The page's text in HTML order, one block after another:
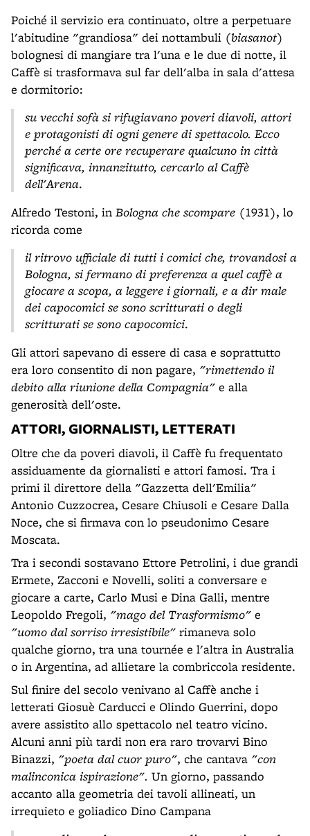
Poiché il servizio era continuato, oltre a perpetuare
l'abitudine "grandiosa" dei nottambuli (biasanot)
bolognesi di mangiare tra l'una e le due di notte, il
Caffè si trasformava sul far dell'alba in sala d'attesa
e dormitorio:
su vecchi sofà si rifugiavano poveri diavoli, attori
e protagonisti di ogni genere di spettacolo. Ecco
perché a certe ore recuperare qualcuno in città
significava, innanzitutto, cercarlo al Caffè
dell'Arena.
Alfredo Testoni, in Bologna che scompare (1931), lo
ricorda come
il ritrovo ufficiale di tutti i comici che, trovandosi a
Bologna, si fermano di preferenza a quel caffè a
giocare a scopa, a leggere i giornali, e a dir male
dei capocomici se sono scritturati o degli
scritturati se sono capocomici.
Gli attori sapevano di essere di casa e soprattutto
era loro consentito di non pagare, "rimettendo il
debito alla riunione della Compagnia" e alla
generosità dell'oste.
ATTORI, GIORNALISTI, LETTERATI
Oltre che da poveri diavoli, il Caffè fu frequentato
assiduamente da giornalisti e attori famosi. Tra i
primi il direttore della "Gazzetta dell'Emilia"
Antonio Cuzzocrea, Cesare Chiusoli e Cesare Dalla
Noce, che si firmava con lo pseudonimo Cesare
Moscata.
Tra i secondi sostavano Ettore Petrolini, i due grandi
Ermete, Zacconi e Novelli, soliti a conversare e
giocare a carte, Carlo Musi e Dina Galli, mentre
Leopoldo Fregoli, "mago del Trasformismo" e
"uomo dal sorriso irresistibile" rimaneva solo
qualche giorno, tra una tournée e l'altra in Australia
o in Argentina, ad allietare la combriccola residente.
Sul finire del secolo venivano al Caffè anche i
letterati Giosuè Carducci e Olindo Guerrini, dopo
avere assistito allo spettacolo nel teatro vicino.
Alcuni anni più tardi non era raro trovarvi Bino
Binazzi, "poeta dal cuor puro", che cantava "con
malinconica ispirazione". Un giorno, passando
accanto alla geometria dei tavoli allineati, un
irrequieto e goliadico Dino Campana